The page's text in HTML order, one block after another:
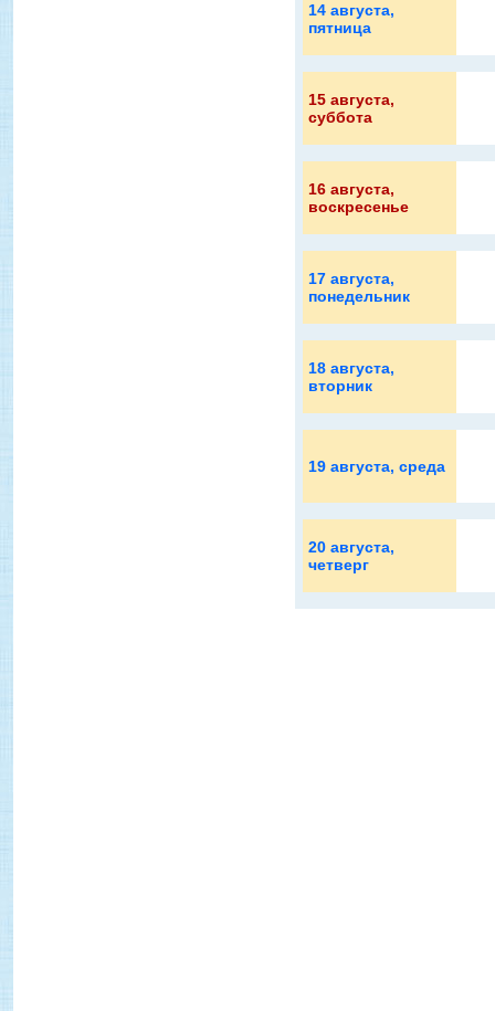
14 августа,
пятница
15 августа,
суббота
16 августа,
воскресенье
17 августа,
понедельник
18 августа,
вторник
19 августа, среда
20 августа,
четверг